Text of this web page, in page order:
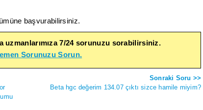
başvurabilirsiniz.
7/24 sorunuzu sorabilirsiniz.
Sorunuzu Sorun.
Sonraki Soru >>
Beta hgc değerim 134.07 çıktı sizce hamile miyim?